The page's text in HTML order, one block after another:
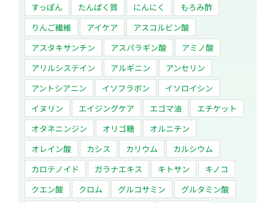
すっぽん
たんぱく質 にんにく
もろみ酢
りんご繊維
アイケア
アスコルビン酸
アスタキサンチン
アスパラギン酸
アミノ酸
アリルシステイン
アルギニン
アンセリン
アントシアニン
イソフラボン
イソロイシン
イヌリン
エイジングケア エゴマ油
エチケット
オタネニンジン
オリゴ糖
オルニチン
オレイン酸
カシス カリウム
カルシウム
カロテノイド
ガラナエキス キトサン
キノコ
クエン酸
クロム グルコサミン
グルタミン酸